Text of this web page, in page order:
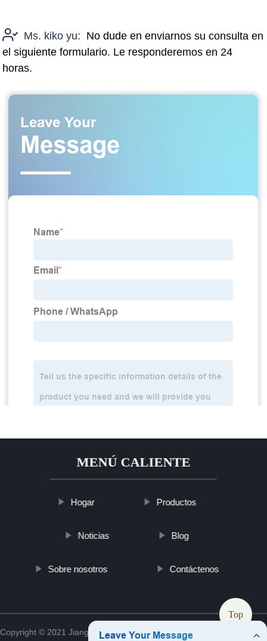
Ms. kiko yu: No dude en enviarnos su consulta en
el siguiente formulario. Le responderemos en 24
horas.
MENÚ CALIENTE
Hogar Productos
Noticias Blog
Sobre nosotros Contáctenos
Copyright © 2021 Jiangsu ykslmedappliance Medical Co., Ltd. Sitemap
Top